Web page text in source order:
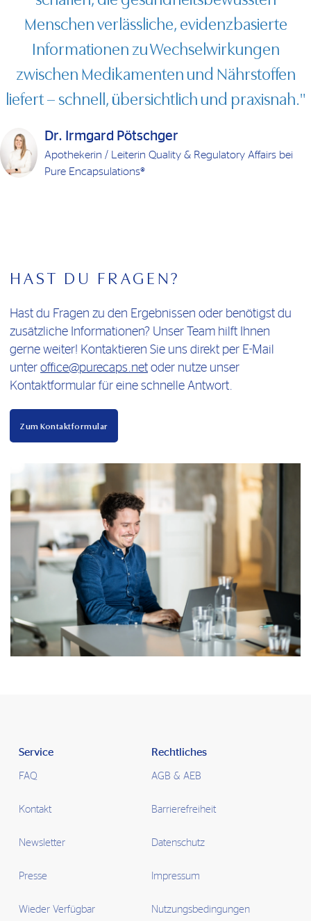
Menschen verlässliche, evidenzbasierte
Informationen zu Wechselwirkungen
zwischen Medikamenten und Nährstoffen
liefert – schnell, übersichtlich und praxisnah."
Dr. Irmgard Pötschger
Apothekerin / Leiterin Quality & Regulatory Affairs bei
Pure Encapsulations®
HAST DU FRAGEN?
Hast du Fragen zu den Ergebnissen oder benötigst du
zusätzliche Informationen? Unser Team hilft Ihnen
gerne weiter! Kontaktieren Sie uns direkt per E-Mail
unter office@purecaps.net oder nutze unser
Kontaktformular für eine schnelle Antwort.
Zum Kontaktformular
Service
FAQ
Kontakt
Newsletter
Presse
Wieder Verfügbar
Rechtliches
AGB & AEB
Barrierefreiheit
Datenschutz
Impressum
Nutzungsbedingungen